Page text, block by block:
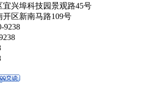
兴埠科技园景观路45号
区新南马路109号
9238